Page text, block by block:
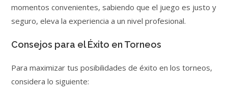
momentos convenientes, sabiendo que el juego es justo y
seguro, eleva la experiencia a un nivel profesional.
Consejos para el Éxito en Torneos
Para maximizar tus posibilidades de éxito en los torneos,
considera lo siguiente: